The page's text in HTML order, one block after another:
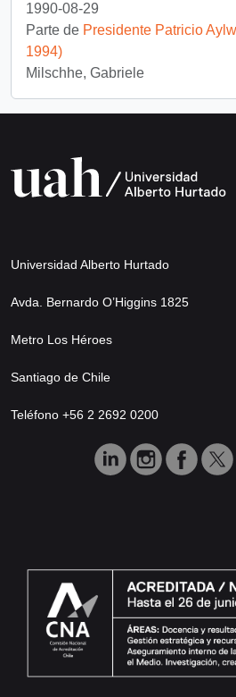
1990-08-29
Parte de Presidente Patricio
1994)
Milschhe, Gabriele
Universidad Alberto Hurtado
Avda. Bernardo O’Higgins 1825
Metro Los Héroes
Santiago de Chile
Teléfono +56 2 2692 0200